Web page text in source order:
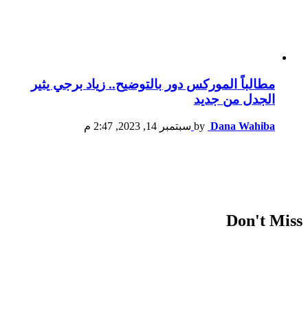
مطالباً الموركس دور بالتوضيح.. زياد برجي يثير
الجدل من جديد
by Dana Wahiba سبتمبر 14, 2023, 2:47 م
Don't Miss